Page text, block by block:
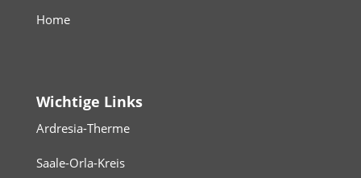
Home
Wichtige Links
Ardresia-Therme
Saale-Orla-Kreis